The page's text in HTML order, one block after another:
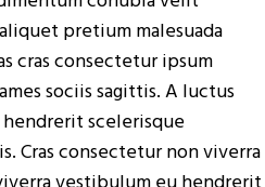
pretium malesuada
cras consectetur ipsum
sociis sagittis. A luctus
scelerisque
Cras consectetur non viverra